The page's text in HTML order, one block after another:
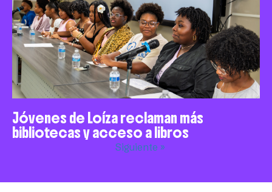
Jóvenes de Loíza reclaman más
bibliotecas y acceso a libros
Siguiente »